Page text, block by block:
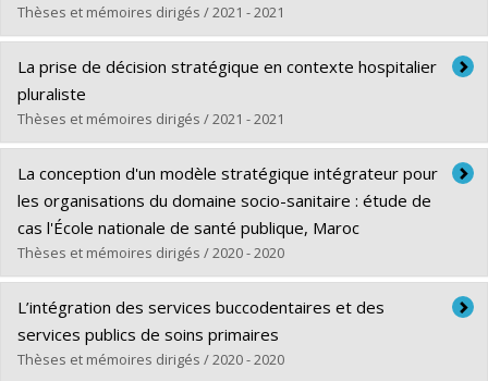
Diplôme obtenu :Ph. D.
Lien vers le document dans Papyrus
Thèses et mémoires dirigés / 2021 - 2021
Diplômé(e) :Sit, Vanessa
Cycle :Doctorat
Diplôme obtenu :Ph. D.
Lien vers le document dans Papyrus
La prise de décision stratégique en contexte hospitalier
pluraliste
Thèses et mémoires dirigés / 2021 - 2021
Diplômé(e) :El Khoury, Caline
Cycle :Doctorat
Diplôme obtenu :Ph. D.
Lien vers le document dans Papyrus
La conception d'un modèle stratégique intégrateur pour
les organisations du domaine socio-sanitaire : étude de
cas l'École nationale de santé publique, Maroc
Thèses et mémoires dirigés / 2020 - 2020
Diplômé(e) :Iraqi, Hassan
Cycle :Maîtrise
Diplôme obtenu :M. Sc.
L’intégration des services buccodentaires et des
services publics de soins primaires
Thèses et mémoires dirigés / 2020 - 2020